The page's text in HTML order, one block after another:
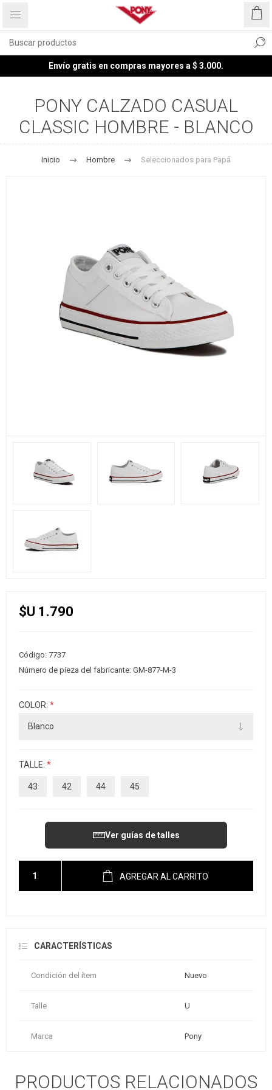
Envío gratis en compras mayores a $ 3.000.
PONY CALZADO CASUAL
CLASSIC HOMBRE - BLANCO
Inicio Hombre Seleccionados para Papá
$U 1.790
Código: 7737
Número de pieza del fabricante: GM-877-M-3
COLOR: *
TALLE: *
43 42 44 45
Ver guías de talles
AGREGAR AL CARRITO
CARACTERÍSTICAS
Condición del ítem Nuevo
Talle U
Marca Pony
PRODUCTOS RELACIONADOS